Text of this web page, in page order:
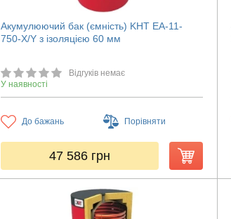
Акумулюючий бак (ємність) KHT ЕА-11-
750-X/Y з ізоляцією 60 мм
Відгуків немає
У наявності
До бажань Порівняти
47 586 грн